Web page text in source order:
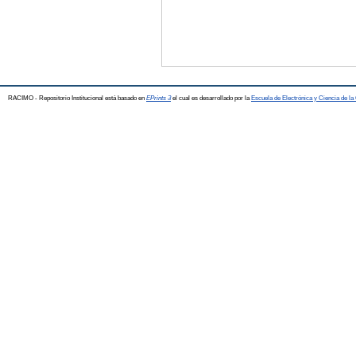
RACIMO - Repositorio Institucional está basado en EPrints 3el cual es desarrollado por la Escuela de Electrónica y Ciencia de la